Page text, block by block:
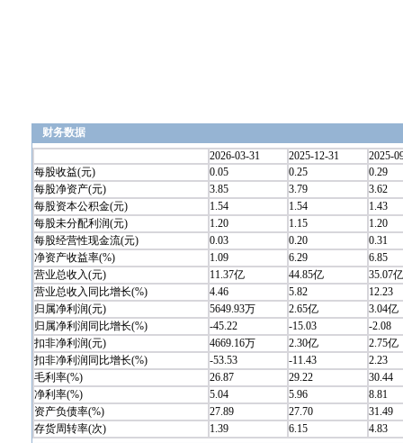
财务数据
2026-03-31
2025-12-31
2025-
每股收益(元)
0.05 0.25
0.29
每股净资产(元)
3.85 3.79
3.62
每股资本公积金(元)
1.54 1.54
1.43
每股未分配利润(元)
1.20 1.15
1.20
每股经营性现金流(元)
0.03 0.20
0.31
净资产收益率(%)
1.09 6.29
6.85
营业总收入(元)
11.37亿 44.85亿
35.07亿
营业总收入同比增长(%)
4.46 5.82
12.23
归属净利润(元)
5649.93万 2.65亿
3.04亿
归属净利润同比增长(%)
-45.22 -15.03
-2.08
扣非净利润(元)
4669.16万 2.30亿
2.75亿
扣非净利润同比增长(%)
-53.53 -11.43
2.23
毛利率(%)
26.87 29.22
30.44
净利率(%)
5.04 5.96
8.81
资产负债率(%)
27.89 27.70
31.49
存货周转率(次)
1.39 6.15 4.83